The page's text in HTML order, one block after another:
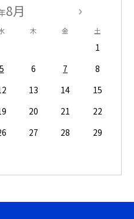
8月
木 金 土
1
5 6 7
8
13 14
15
20 21
22
27 28
29